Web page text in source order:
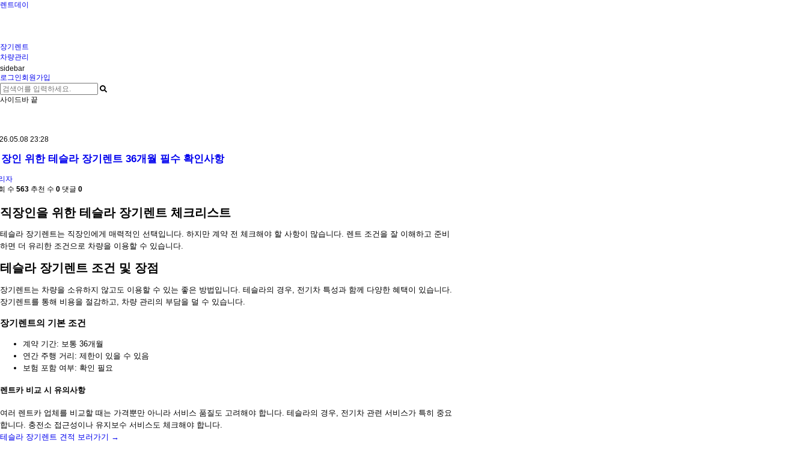
렌트데이
장기렌트
차량관리
sidebar
로그인회원가입
사이드바 끝
23:28
인 위한 테슬라 장기렌트 36개월 필수 확인사항
자
수 563 추천 수 0 댓글 0
직장인을 위한 테슬라 장기렌트 체크리스트
테슬라 장기렌트는 직장인에게 매력적인 선택입니다. 하지만 계약 전 체크해야 할 사항이 많습니다. 렌트 조건을 잘 이해하고 준비
하면 더 유리한 조건으로 차량을 이용할 수 있습니다.
테슬라 장기렌트 조건 및 장점
장기렌트는 차량을 소유하지 않고도 이용할 수 있는 좋은 방법입니다. 테슬라의 경우, 전기차 특성과 함께 다양한 혜택이 있습니다.
장기렌트를 통해 비용을 절감하고, 차량 관리의 부담을 덜 수 있습니다.
장기렌트의 기본 조건
계약 기간: 보통 36개월
연간 주행 거리: 제한이 있을 수 있음
보험 포함 여부: 확인 필요
렌트카 비교 시 유의사항
여러 렌트카 업체를 비교할 때는 가격뿐만 아니라 서비스 품질도 고려해야 합니다. 테슬라의 경우, 전기차 관련 서비스가 특히 중요
합니다. 충전소 접근성이나 유지보수 서비스도 체크해야 합니다.
테슬라 장기렌트 견적 보러가기 →